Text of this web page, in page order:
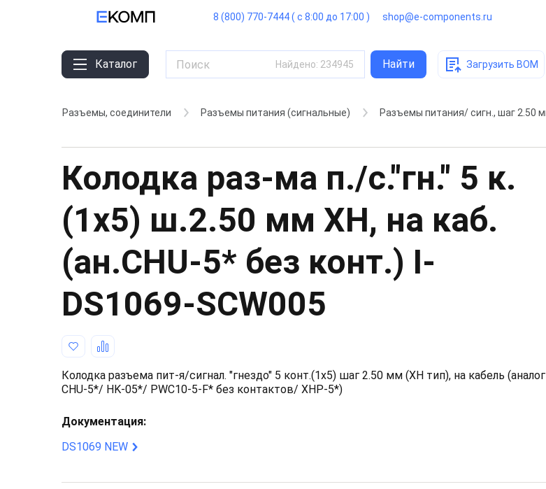
8 (800) 770-7444 ( с 8:00 до 17:00 ) shop@e-components.ru
Каталог Найдено: 234945 Найти Загрузить BOM
Разъемы, соединители Разъемы питания (сигнальные)
Колодка раз-ма п./с."гн." 5 к.
(1x5) ш.2.50 мм XH, на каб.
(ан.CHU-5* без конт.) I-
DS1069-SCW005
Колодка разъема пит-я/сигнал. "гнездо" 5 конт.(1x5) шаг 2.50 мм (XH тип), на кабель (аналог
CHU-5*/ HK-05*/ PWC10-5-F* без контактов/ XHP-5*)
Документация:
DS1069 NEW